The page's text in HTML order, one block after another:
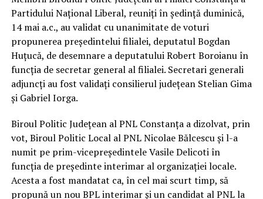
Partidului Național Liberal, reuniți în ședință duminică,
14 mai a.c., au validat cu unanimitate de voturi
propunerea președintelui filialei, deputatul Bogdan
Huțucă, de desemnare a deputatului Robert Boroianu în
funcția de secretar general al filialei. Secretari generali
adjuncți au fost validați consilierul județean Stelian Gima
și Gabriel Iorga.
Biroul Politic Județean al PNL Constanța a dizolvat, prin
vot, Biroul Politic Local al PNL Nicolae Bălcescu și l-a
numit pe prim-vicepreședintele Vasile Delicoti în
funcția de președinte interimar al organizației locale.
Acesta a fost mandatat ca, în cel mai scurt timp, să
propună un nou BPL interimar și un candidat al PNL la